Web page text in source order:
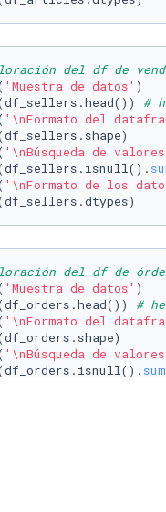
del df de
'Muestra de datos'
#
'\nFormato del
'\nBúsqueda de
'\nFormato de los
del df de
'Muestra de datos'
#
'\nFormato del
'\nBúsqueda de
sum